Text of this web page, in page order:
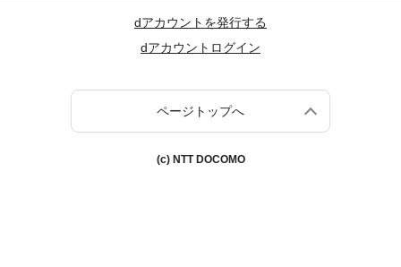
dアカウントを発行する
dアカウントログイン
ページトップへ
(c) NTT DOCOMO